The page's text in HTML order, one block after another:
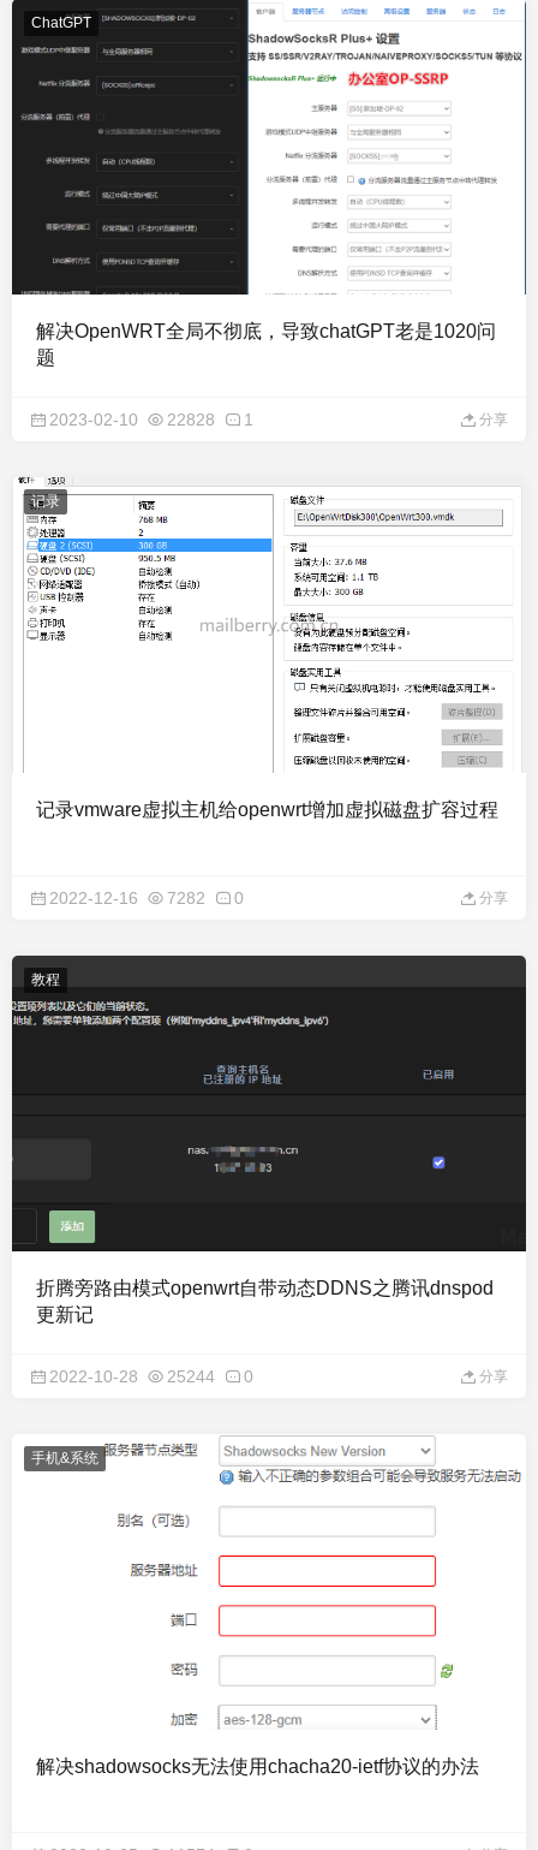
ChatGPT
解决OpenWRT全局不彻底，导致chatGPT老是1020问
题
2023-02-10 22828 1 分享
记录
记录vmware虚拟主机给openwrt增加虚拟磁盘扩容过程
2022-12-16 7282 0 分享
教程
折腾旁路由模式openwrt自带动态DDNS之腾讯dnspod
更新记
2022-10-28 25244 0 分享
手机&系统
解决shadowsocks无法使用chacha20-ietf协议的办法